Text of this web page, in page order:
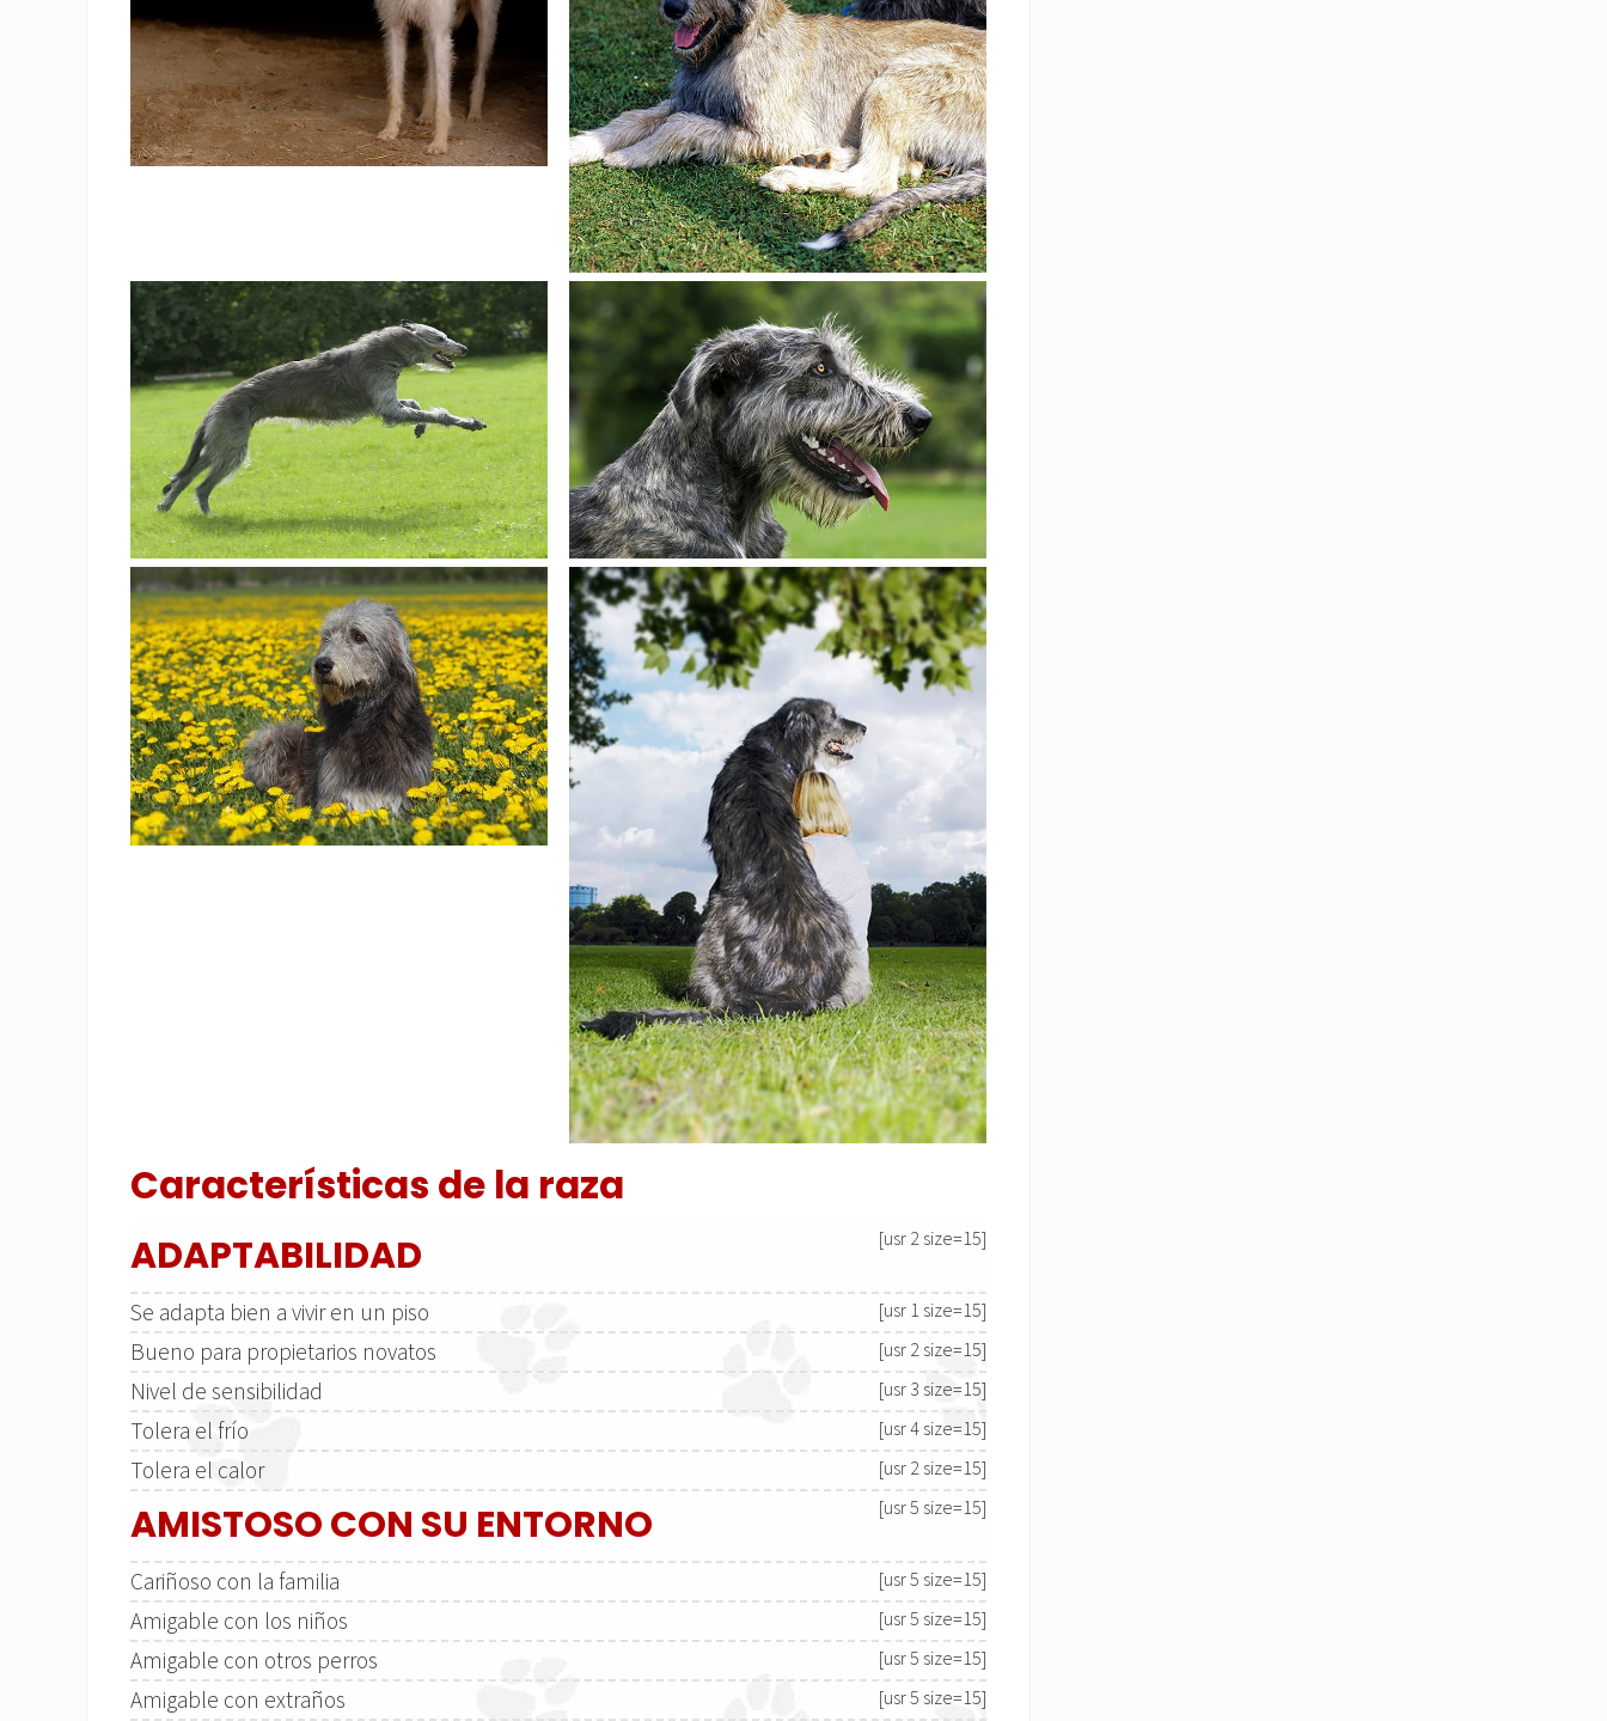
Características de la raza
ADAPTABILIDAD [usr 2 size=15]
Se adapta bien a vivir en un piso [usr 1 size=15]
Bueno para propietarios novatos [usr 2 size=15]
Nivel de sensibilidad [usr 3 size=15]
Tolera el frío [usr 4 size=15]
Tolera el calor [usr 2 size=15]
AMISTOSO CON SU ENTORNO [usr 5 size=15]
Cariñoso con la familia [usr 5 size=15]
Amigable con los niños [usr 5 size=15]
Amigable con otros perros [usr 5 size=15]
Amigable con extraños [usr 5 size=15]